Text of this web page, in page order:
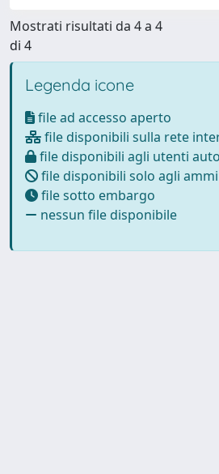
Mostrati risultati da 4 a 4
di 4
Legenda icone
file ad accesso aperto
file disponibili sulla rete
file disponibili agli utenti
file disponibili solo agli
file sotto embargo
nessun file disponibile